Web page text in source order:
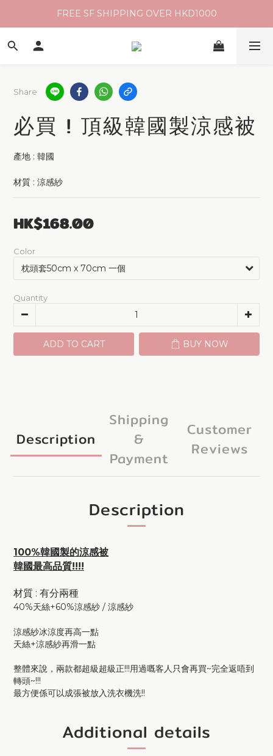
FREE SF SHIPPING OVER HKD1000
Share
必買 ! 頂級韓國製涼感被
產地 : 韓國
材質 : 涼感紗
HK$168.00
Color
Quantity
ADD TO CART BUY NOW
Description
Shipping
&
Payment
Customer
Reviews
Description
100%韓國製的涼感被
韓國最高品質!!!!
材質 : 有分兩種
40%天絲+60%涼感紗 / 涼感紗
涼感紗冰涼度再高一點
天絲+涼感紗再滑一點
整體來說，兩款都超級超級正!!!用過嘅客人只會再買~完全返唔到
轉頭~!!!
最方便係可以成張被放入洗衣機洗!!
Additional details